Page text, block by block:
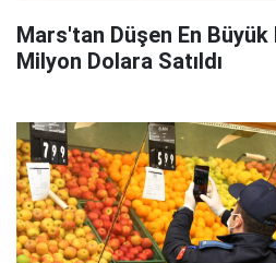
Mars'tan Düşen En Büyük
Milyon Dolara Satıldı